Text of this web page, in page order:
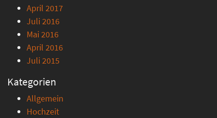
April 2017
Juli 2016
Mai 2016
April 2016
Juli 2015
Kategorien
Allgemein
Hochzeit